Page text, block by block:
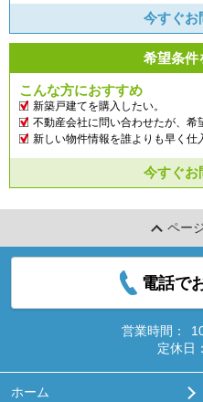
今すぐお
希望条件
こんな方におすすめ
新築戸建てを購入したい。
不動産会社に問い合わせたが、希
新しい物件情報を誰よりも早く仕
今すぐお
ペー
電話で
営業時間：
定休日：
ホーム